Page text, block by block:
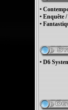
•
• Enquête
•
• D6